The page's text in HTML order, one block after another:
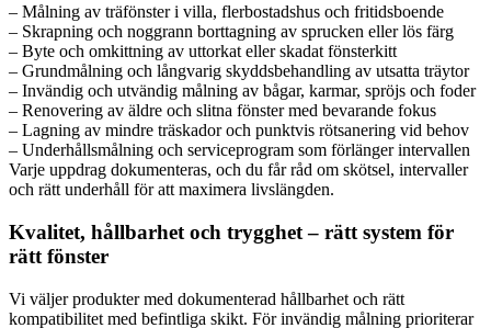
– Målning av träfönster i villa, flerbostadshus och fritidsboende
– Skrapning och noggrann borttagning av sprucken eller lös färg
– Byte och omkittning av uttorkat eller skadat fönsterkitt
– Grundmålning och långvarig skyddsbehandling av utsatta träytor
– Invändig och utvändig målning av bågar, karmar, spröjs och foder
– Renovering av äldre och slitna fönster med bevarande fokus
– Lagning av mindre träskador och punktvis rötsanering vid behov
– Underhållsmålning och serviceprogram som förlänger intervallen
Varje uppdrag dokumenteras, och du får råd om skötsel, intervaller
och rätt underhåll för att maximera livslängden.
Kvalitet, hållbarhet och trygghet – rätt system för
rätt fönster
Vi väljer produkter med dokumenterad hållbarhet och rätt
kompatibilitet med befintliga skikt. För invändig målning prioriterar